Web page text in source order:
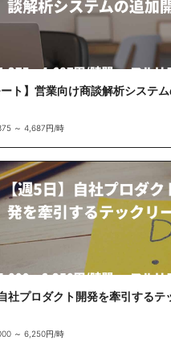
ート】営業向け商談解析システ
～ 4,687円/時
社プロダクト開発を牽引するテ
～ 6,250円/時